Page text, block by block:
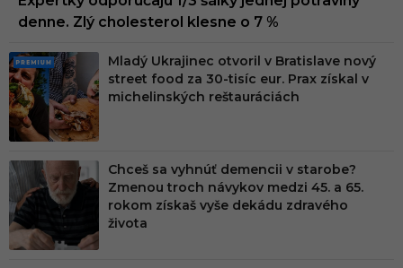
denne. Zlý cholesterol klesne o 7 %
PRE
MIU
M
Mladý Ukrajinec otvoril v Bratislave nový
street food za 30-tisíc eur. Prax získal v
michelinských reštauráciách
Chceš sa vyhnúť demencii v starobe?
Zmenou troch návykov medzi 45. a 65.
rokom získaš vyše dekádu zdravého
života